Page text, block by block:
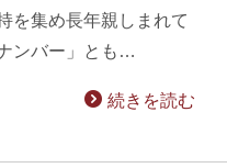
を集め長年親しまれて
ンバー」とも…
続きを読む